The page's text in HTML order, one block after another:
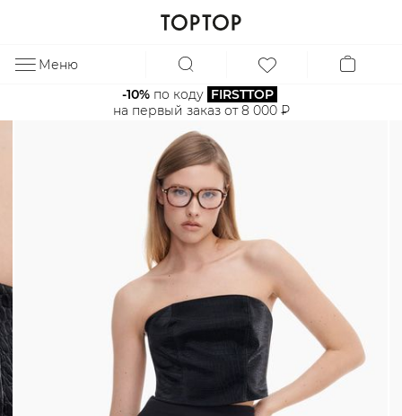
Меню
-10% по коду FIRSTTOP
на первый заказ от 8 000 ₽